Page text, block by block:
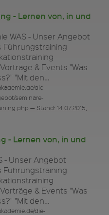
- Lernen von, in und
WAS - Unser Angebot
Führungstraining
& Events "Was
"Mit den…
die-
seminare-
— Stand: 14.07.2015,
- Lernen von, in und
- Unser Angebot
Führungstraining
& Events "Was
"Mit den…
die-